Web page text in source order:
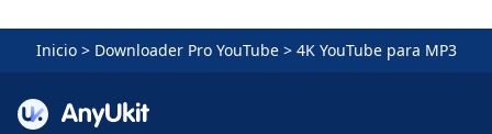
Inicio> Downloader Pro YouTube> 4K YouTube para MP3